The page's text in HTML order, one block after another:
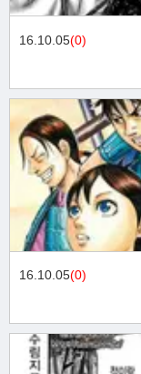
16.10.05(0)
16.10.05(0)